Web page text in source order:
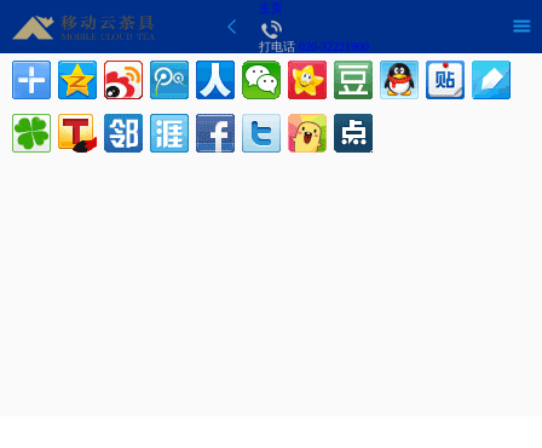
主页
打电话 020-32221900
分享